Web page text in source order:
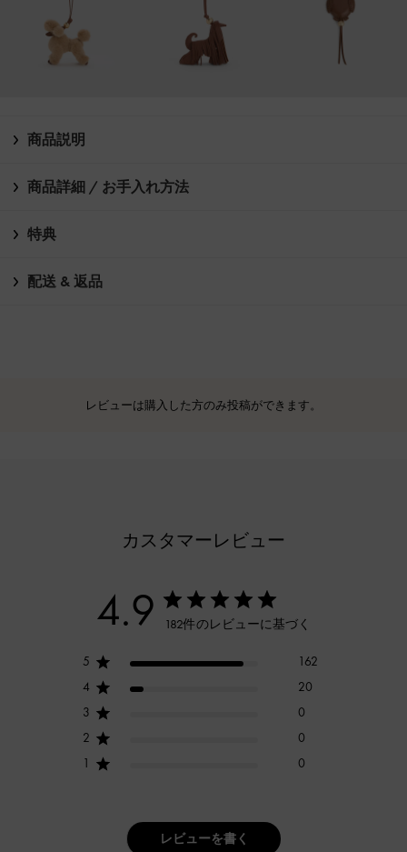
商品説明
商品詳細 / お手入れ方法
特典
配送 & 返品
レビューは購入した方のみ投稿ができます。
カスタマーレビュー
4.9 182件のレビューに基づく
5
162
4
20
3
0
2
0
1
0
レビューを書く